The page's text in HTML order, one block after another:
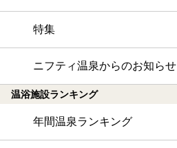
特集
ニフティ温泉からのお知らせ
温浴施設ランキング
年間温泉ランキング